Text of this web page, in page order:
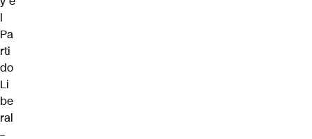
l
Pa
rti
do
Li
be
ral
–